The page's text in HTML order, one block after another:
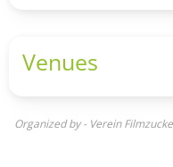
Venues
Organized by - Verein